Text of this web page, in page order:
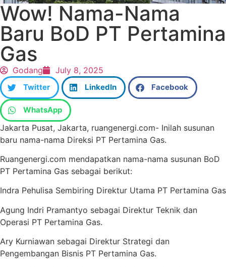
Wow! Nama-Nama
Baru BoD PT Pertamina
Gas
Godang July 8, 2025
Twitter LinkedIn Facebook
WhatsApp
Jakarta Pusat, Jakarta, ruangenergi.com- Inilah susunan
baru nama-nama Direksi PT Pertamina Gas.
Ruangenergi.com mendapatkan nama-nama susunan BoD
PT Pertamina Gas sebagai berikut:
Indra Pehulisa Sembiring Direktur Utama PT Pertamina Gas
Agung Indri Pramantyo sebagai Direktur Teknik dan
Operasi PT Pertamina Gas.
Ary Kurniawan sebagai Direktur Strategi dan
Pengembangan Bisnis PT Pertamina Gas.